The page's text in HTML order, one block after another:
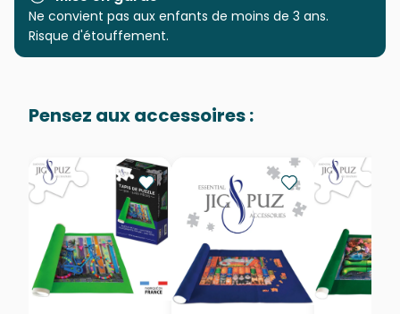
Catégorie
EAN 8412668202412
Nombre de pièces 500 pièces
Dimensions 33 x 23 cm
Ne convient pas aux enfants de moins de 3 ans.
Risque d'étouffement.
Pensez aux accessoires :